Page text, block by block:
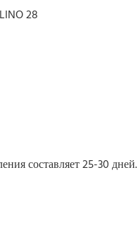
составляет 25-30 дней.